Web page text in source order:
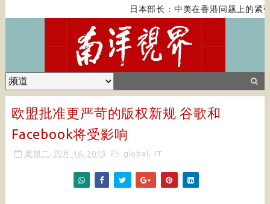
日本部长：中美在香港问题上的紧
欧盟批准更严苛的版权新规 谷歌和
Facebook将受影响
星期二, 四月 16, 2019 global , IT